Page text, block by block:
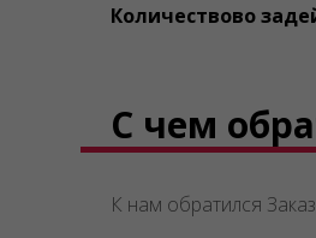
Количествово
С чем
К нам обратился